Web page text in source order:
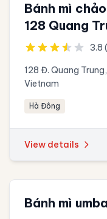
Bánh mì
128 Quang
3.8
128 Đ. Quang
Vietnam
Hà Đông
View details
Bánh mì